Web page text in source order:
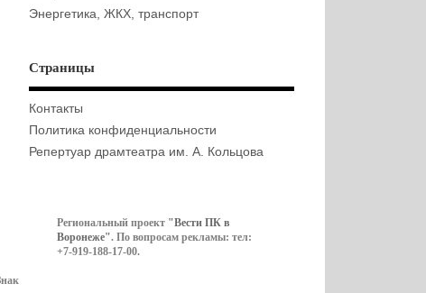
Энергетика, ЖКХ, транспорт
Страницы
Контакты
Политика конфиденциальности
Репертуар драмтеатра им. А. Кольцова
Региональный проект "Вести ПК в
Воронеже". По вопросам рекламы: тел:
+7-919-188-17-00.